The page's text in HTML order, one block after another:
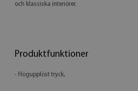
och klassiska interiörer.
Produktfunktioner
- Högupplöst tryck,